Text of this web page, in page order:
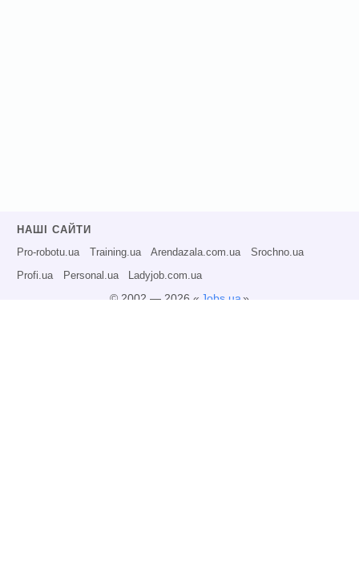
НАШІ САЙТИ
Pro-robotu.ua Training.ua Arendazala.com.ua Srochno.ua
Profi.ua Personal.ua Ladyjob.com.ua
© 2002 — 2026 « Jobs.ua»